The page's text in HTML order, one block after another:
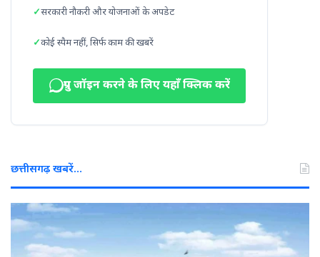
सरकारी नौकरी और योजनाओं के अपडेट
कोई स्पैम नहीं, सिर्फ काम की खबरें
ग्रुप जॉइन करने के लिए यहाँ क्लिक करें
छत्तीसगढ़ खबरें…